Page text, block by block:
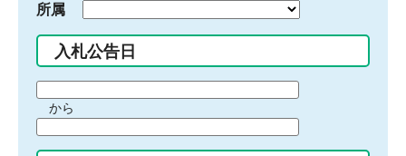
所属
入札公告日
間
始
から
間